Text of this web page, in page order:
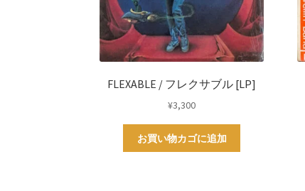
FLEXABLE / フレクサブル [LP]
¥3,300
お買い物カゴに追加